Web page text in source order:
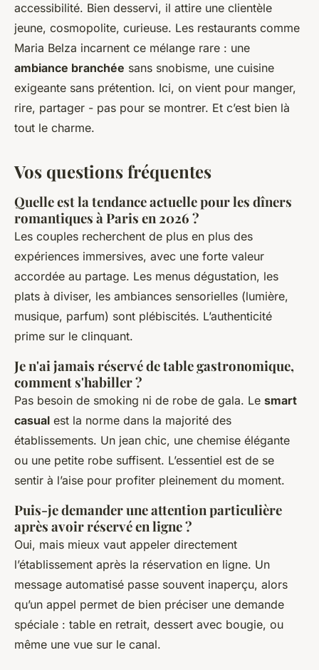
accessibilité. Bien desservi, il attire une clientèle
jeune, cosmopolite, curieuse. Les restaurants comme
Maria Belza incarnent ce mélange rare : une
ambiance branchée sans snobisme, une cuisine
exigeante sans prétention. Ici, on vient pour manger,
rire, partager - pas pour se montrer. Et c’est bien là
tout le charme.
Vos questions fréquentes
Quelle est la tendance actuelle pour les dîners
romantiques à Paris en 2026 ?
Les couples recherchent de plus en plus des
expériences immersives, avec une forte valeur
accordée au partage. Les menus dégustation, les
plats à diviser, les ambiances sensorielles (lumière,
musique, parfum) sont plébiscités. L’authenticité
prime sur le clinquant.
Je n'ai jamais réservé de table gastronomique,
comment s'habiller ?
Pas besoin de smoking ni de robe de gala. Le smart
casual est la norme dans la majorité des
établissements. Un jean chic, une chemise élégante
ou une petite robe suffisent. L’essentiel est de se
sentir à l’aise pour profiter pleinement du moment.
Puis-je demander une attention particulière
après avoir réservé en ligne ?
Oui, mais mieux vaut appeler directement
l’établissement après la réservation en ligne. Un
message automatisé passe souvent inaperçu, alors
qu’un appel permet de bien préciser une demande
spéciale : table en retrait, dessert avec bougie, ou
même une vue sur le canal.